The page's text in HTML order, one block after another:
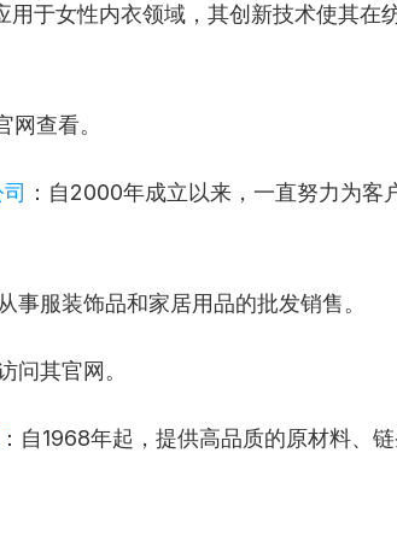
用于女性内衣领域，其创新技术使其在
网查看。
：自2000年成立以来，一直努力为客
事服装饰品和家居用品的批发销售。
问其官网。
：自1968年起，提供高品质的原材料、